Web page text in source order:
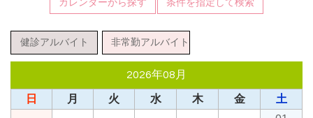
カレンダーから探す 条件を指定して検索
健診アルバイト 非常勤アルバイト
2026年08月
日 月 火 水 木 金
土